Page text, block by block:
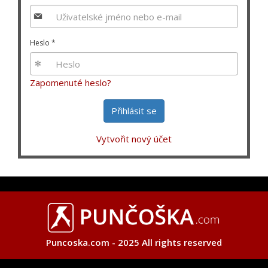
Heslo *
Zapomenuté heslo?
Přihlásit se
Vytvořit nový účet
Puncoska.com - 2025 All rights reserved